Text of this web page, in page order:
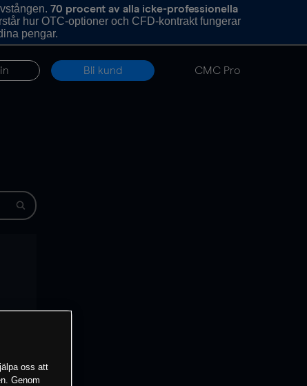
70 procent av alla icke-professionella
hur OTC-optioner och CFD-kontrakt fungerar
pengar.
Bli kund CMC Pro
oss att
Genom